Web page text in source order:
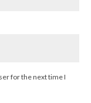
for the next time I